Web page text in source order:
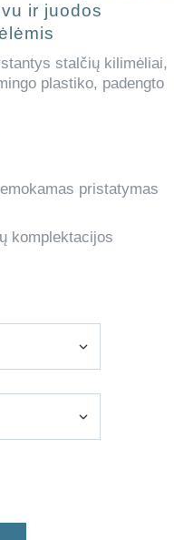
ir juodos
stalčių kilimėliai,
plastiko, padengto
pristatymas
komplektacijos